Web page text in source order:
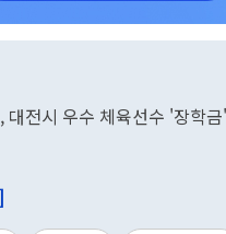
대전시 우수 체육선수 '장학